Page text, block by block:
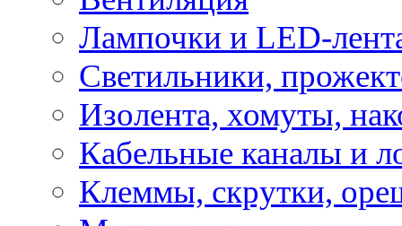
Лампочки и LED-
Светильники,
Изолента, хомуты,
Кабельные каналы и
Клеммы, скрутки,